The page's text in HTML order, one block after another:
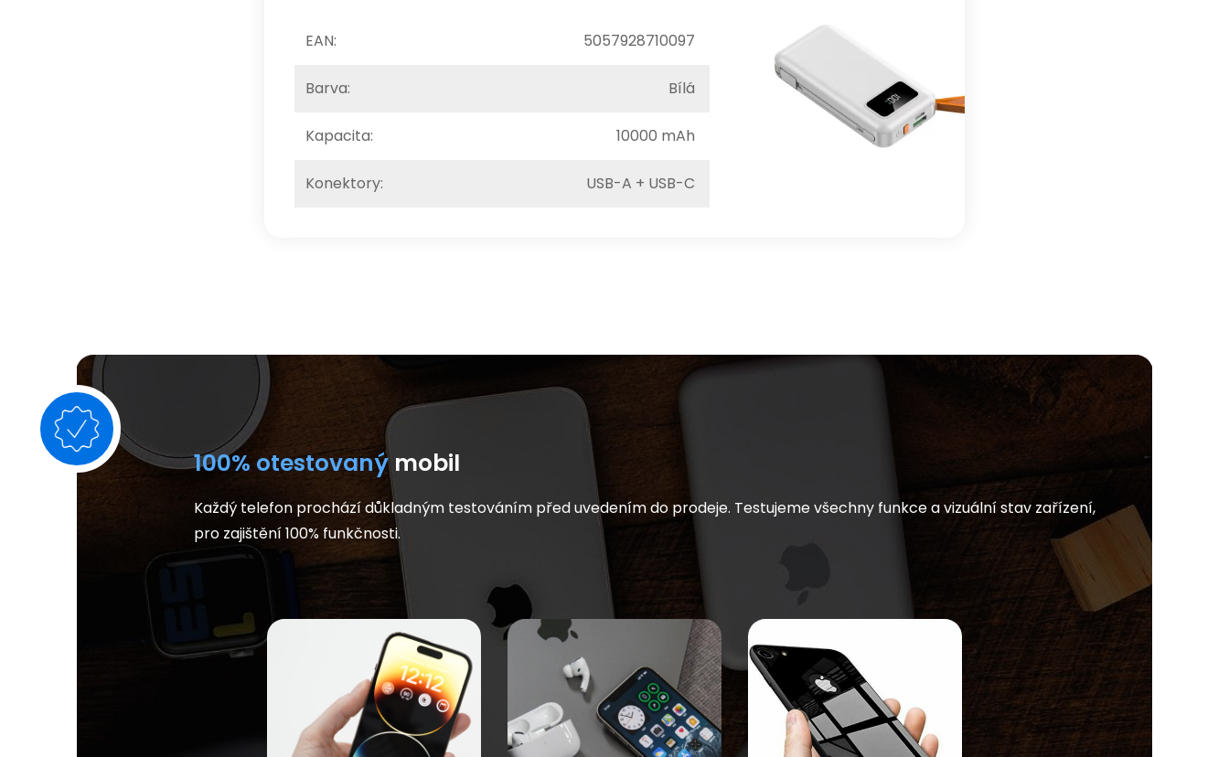
EAN: 5057928710097
Barva: Bílá
Kapacita: 10000 mAh
Konektory: USB-A + USB-C
100% otestovaný mobil
Každý telefon prochází důkladným testováním před uvedením do prodeje. Testujeme všechny funkce a vizuální stav zařízení,
pro zajištění 100% funkčnosti.